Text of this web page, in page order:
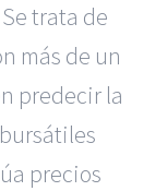
Se trata de
más de un
predecir la
precios